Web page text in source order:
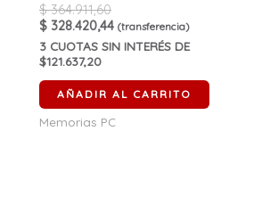
$364.911,60
$ 328.420,44 (transferencia)
3 CUOTAS SIN INTERÉS DE
$121.637,20
AÑADIR AL CARRITO
Memorias PC